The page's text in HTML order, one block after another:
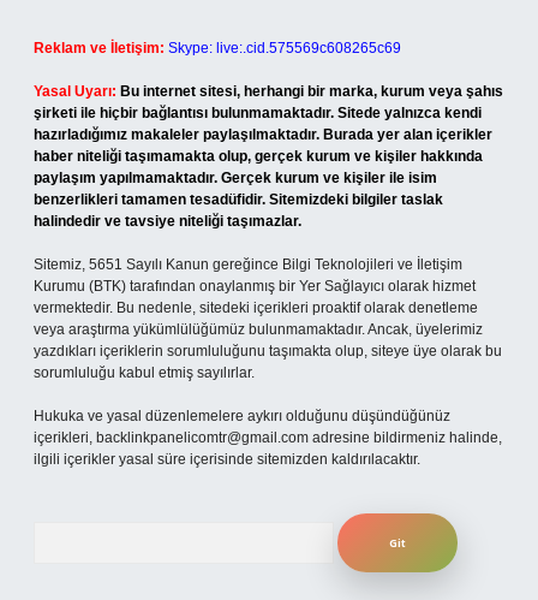
Reklam ve İletişim: Skype: live:.cid.575569c608265c69
Yasal Uyarı: Bu internet sitesi, herhangi bir marka, kurum veya şahıs
şirketi ile hiçbir bağlantısı bulunmamaktadır. Sitede yalnızca kendi
hazırladığımız makaleler paylaşılmaktadır. Burada yer alan içerikler
haber niteliği taşımamakta olup, gerçek kurum ve kişiler hakkında
paylaşım yapılmamaktadır. Gerçek kurum ve kişiler ile isim
benzerlikleri tamamen tesadüfidir. Sitemizdeki bilgiler taslak
halindedir ve tavsiye niteliği taşımazlar.
Sitemiz, 5651 Sayılı Kanun gereğince Bilgi Teknolojileri ve İletişim
Kurumu (BTK) tarafından onaylanmış bir Yer Sağlayıcı olarak hizmet
vermektedir. Bu nedenle, sitedeki içerikleri proaktif olarak denetleme
veya araştırma yükümlülüğümüz bulunmamaktadır. Ancak, üyelerimiz
yazdıkları içeriklerin sorumluluğunu taşımakta olup, siteye üye olarak bu
sorumluluğu kabul etmiş sayılırlar.
Hukuka ve yasal düzenlemelere aykırı olduğunu düşündüğünüz
içerikleri, backlinkpanelicomtr@gmail.com adresine bildirmeniz halinde,
ilgili içerikler yasal süre içerisinde sitemizden kaldırılacaktır.